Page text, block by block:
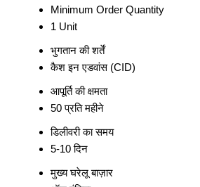
Minimum Order Quantity
1 Unit
भुगतान की शर्तें
कैश इन एडवांस (CID)
आपूर्ति की क्षमता
50 प्रति महीने
डिलीवरी का समय
5-10 दिन
मुख्य घरेलू बाज़ार